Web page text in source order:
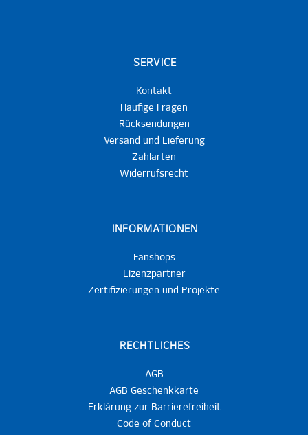
SERVICE
Kontakt
Häufige Fragen
Rücksendungen
Versand und Lieferung
Zahlarten
Widerrufsrecht
INFORMATIONEN
Fanshops
Lizenzpartner
Zertifizierungen und Projekte
RECHTLICHES
AGB
AGB Geschenkkarte
Erklärung zur Barrierefreiheit
Code of Conduct